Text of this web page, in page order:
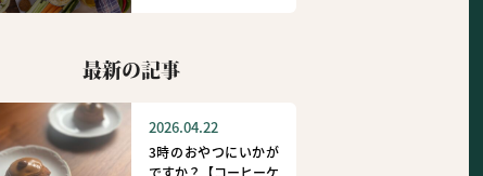
最新の記事
2026.04.22
3時のおやつにいかが